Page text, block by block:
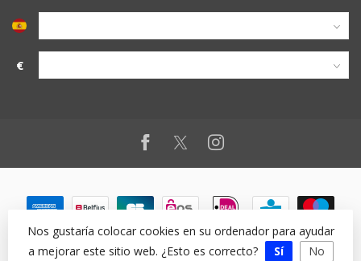
€
Nos gustaría colocar cookies en su ordenador para ayudar
a mejorar este sitio web. ¿Esto es correcto?
Sí No